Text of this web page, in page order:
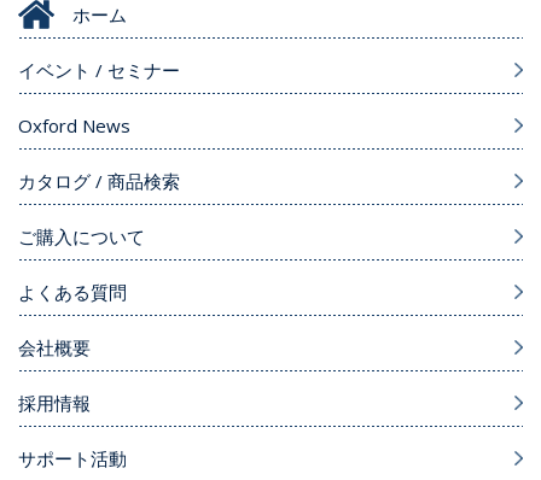
ホーム
イベント / セミナー
Oxford News
カタログ / 商品検索
ご購入について
よくある質問
会社概要
採用情報
サポート活動